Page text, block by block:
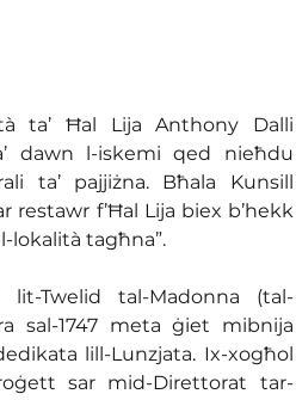
ta’ Ħal Lija Anthony Dalli
dawn l-iskemi qed nieħdu
ta’ pajjiżna. Bħala Kunsill
restawr f’Ħal Lija biex b’hekk
lokalità tagħna”.
lit-Twelid tal-Madonna (tal-
sal-1747 meta ġiet mibnija
lill-Lunzjata. Ix-xogħol
sar mid-Direttorat tar-